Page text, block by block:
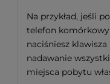
Na przykład, jeśli
telefon
naciśniesz klawisza
nadawanie
miejsca pobytu